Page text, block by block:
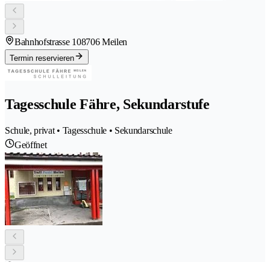
Bahnhofstrasse 108706 Meilen
Termin reservieren
Tagesschule Fähre, Sekundarstufe
Schule, privat • Tagesschule • Sekundarschule
Geöffnet